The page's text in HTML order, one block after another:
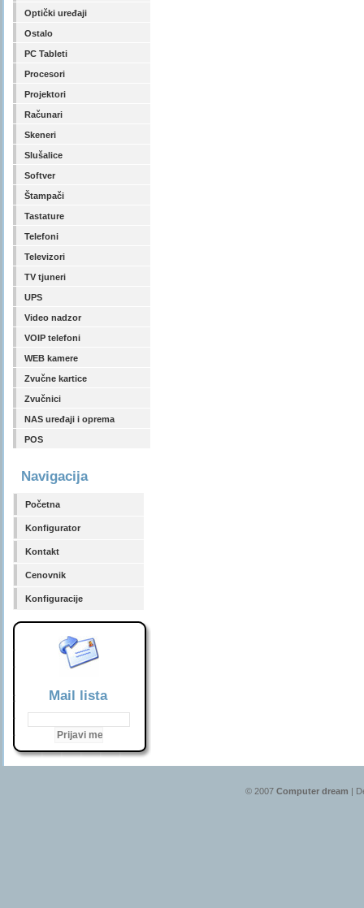
Optički uređaji
Ostalo
PC Tableti
Procesori
Projektori
Računari
Skeneri
Slušalice
Softver
Štampači
Tastature
Telefoni
Televizori
TV tjuneri
UPS
Video nadzor
VOIP telefoni
WEB kamere
Zvučne kartice
Zvučnici
NAS uređaji i oprema
POS
Navigacija
Početna
Konfigurator
Kontakt
Cenovnik
Konfiguracije
Mail lista
© 2007 Computer dream |